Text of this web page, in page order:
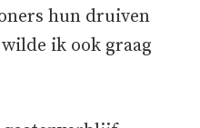
hun druiven
ik ook graag